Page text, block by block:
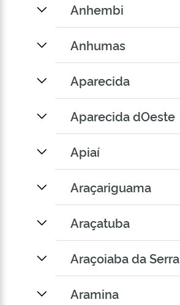
Anhembi
Anhumas
Aparecida
Aparecida dOeste
Apiaí
Araçariguama
Araçatuba
Araçoiaba da Serra
Aramina